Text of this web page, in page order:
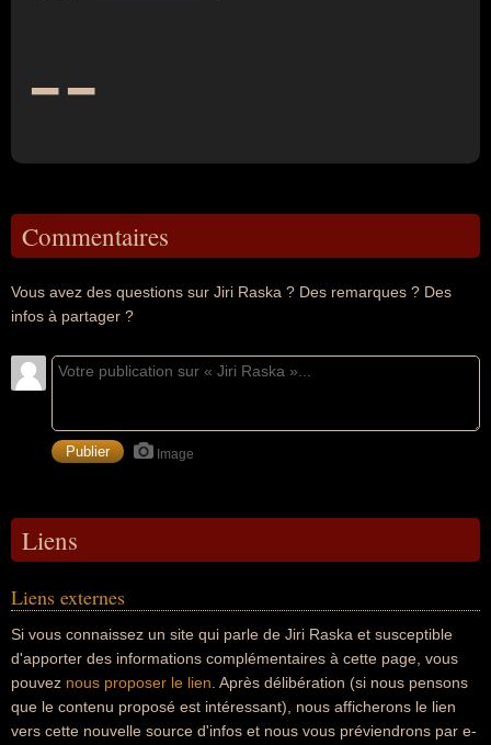
--
Commentaires
Vous avez des questions sur Jiri Raska ? Des remarques ? Des
infos à partager ?
Image
Liens
Liens externes
Si vous connaissez un site qui parle de Jiri Raska et susceptible
d'apporter des informations complémentaires à cette page, vous
pouvez nous proposer le lien . Après délibération (si nous pensons
que le contenu proposé est intéressant), nous afficherons le lien
vers cette nouvelle source d'infos et nous vous préviendrons par e-